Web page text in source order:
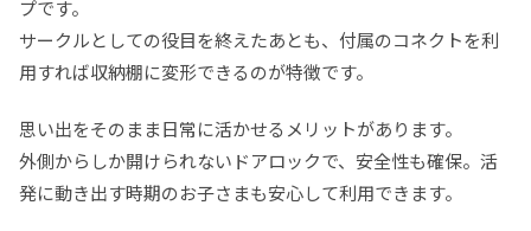
プです。
サークルとしての役目を終えたあとも、付属のコネクトを利
用すれば収納棚に変形できるのが特徴です。
思い出をそのまま日常に活かせるメリットがあります。
外側からしか開けられないドアロックで、安全性も確保。活
発に動き出す時期のお子さまも安心して利用できます。